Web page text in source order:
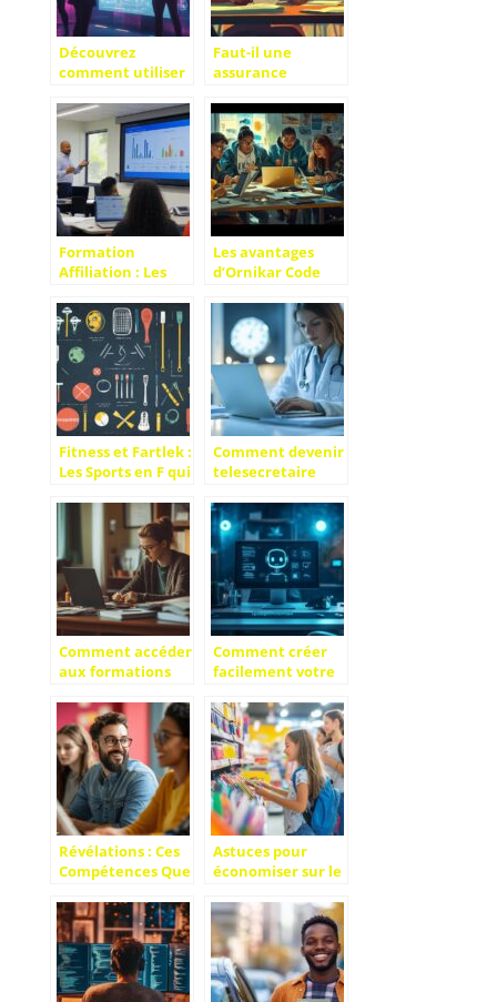
Découvrez
comment utiliser
pour améliorer
votre stratégie de
contenu
Faut-il une
assurance
apprenti en
échange
international ?
Les points
essentiels
Formation
Affiliation : Les
Stratégies SEO
pour Repérer les
Niches
Inexploitées
Les avantages
d’Ornikar Code
économiser sur
votre formation
Fitness et Fartlek :
Les Sports en F qui
votre Condition
Physique
Comment devenir
telesecretaire
chez soi :
securisez votre
activite avec les
bonnes
assurances
Comment accéder
aux formations
agent immobilier
et réussir sa
reconversion
professionnelle
Comment créer
facilement votre
améliorer votre
service client
Révélations : Ces
Compétences Que
Sans le Savoir en
Suivant une
Formation de
prise de parole en
public
Astuces pour
économiser sur le
rentrée scolaire